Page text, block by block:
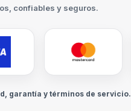
confiables y seguros.
garantía y términos de servicio.